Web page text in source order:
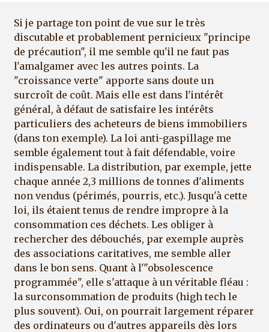
Si je partage ton point de vue sur le très
discutable et probablement pernicieux "principe
de précaution", il me semble qu'il ne faut pas
l'amalgamer avec les autres points. La
"croissance verte" apporte sans doute un
surcroît de coût. Mais elle est dans l'intérêt
général, à défaut de satisfaire les intérêts
particuliers des acheteurs de biens immobiliers
(dans ton exemple). La loi anti-gaspillage me
semble également tout à fait défendable, voire
indispensable. La distribution, par exemple, jette
chaque année 2,3 millions de tonnes d'aliments
non vendus (périmés, pourris, etc.). Jusqu'à cette
loi, ils étaient tenus de rendre impropre à la
consommation ces déchets. Les obliger à
rechercher des débouchés, par exemple auprès
des associations caritatives, me semble aller
dans le bon sens. Quant à l'"obsolescence
programmée", elle s'attaque à un véritable fléau :
la surconsommation de produits (high tech le
plus souvent). Oui, on pourrait largement réparer
des ordinateurs ou d'autres appareils dès lors